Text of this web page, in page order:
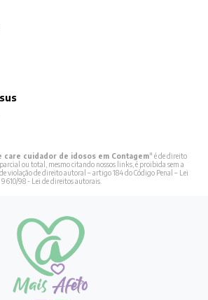
care cuidador de idosos em Contagem" é de direito
ou total, mesmo citando nossos links, é proibida sem a
violação de direito autoral – artigo 184 do Código Penal – Lei
9610/98 - Lei de direitos autorais.